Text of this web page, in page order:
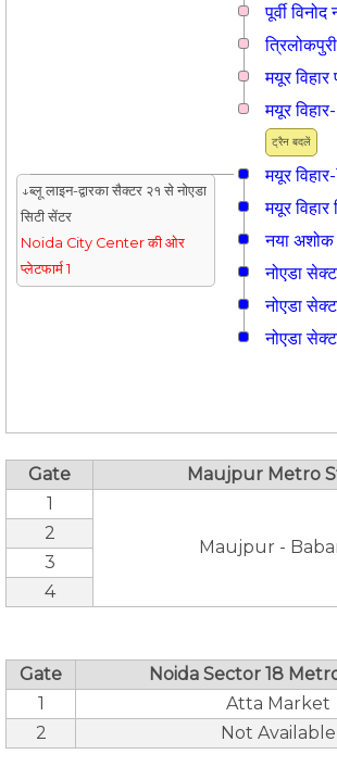
पूर्वी
मयूर विहार
ट्रैन बदलें
मयूर
मयूर विहार-
↓ब्लू लाइन-द्वारका सैक्टर २१ से नोएडा
सिटी सेंटर
Noida City Center की ओर
प्लेटफार्म 1
मयूर विहार
नया अशोक
नोएडा
नोएडा
नोएडा
Gate
Maujpur Metro
1
Maujpur -
2
3
4
Gate
Noida Sector 18
1
Atta Market
2
Not Available